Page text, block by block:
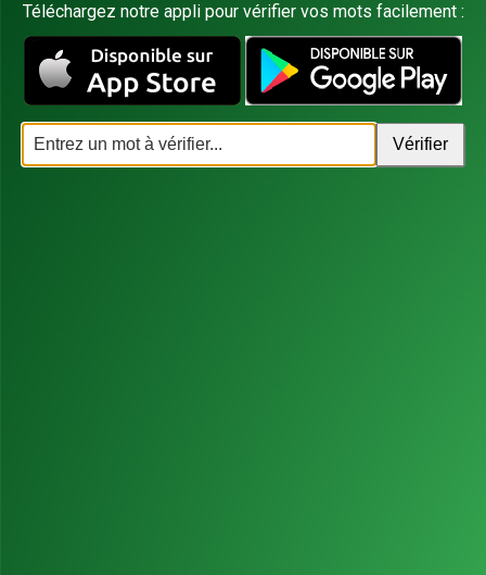
Téléchargez notre appli pour vérifier vos mots facilement :